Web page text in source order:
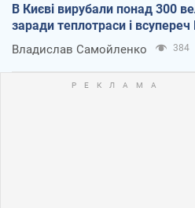
В Києві вирубали понад 300
заради теплотраси і всупереч
Владислав Самойленко 384